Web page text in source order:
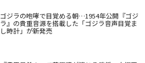
ゴジラの咆哮で目覚める朝…1954年公開『ゴジ
ラ』の貴重音源を搭載した「ゴジラ音声目覚ま
し時計」が新発売